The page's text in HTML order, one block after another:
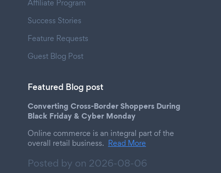
Affiliate Program
Success Stories
Feature Requests
Guest Blog Post
Featured Blog post
Converting Cross-Border Shoppers During
Black Friday & Cyber Monday
Online commerce is an integral part of the
overall retail business. Read More
Posted by on 2026-08-06